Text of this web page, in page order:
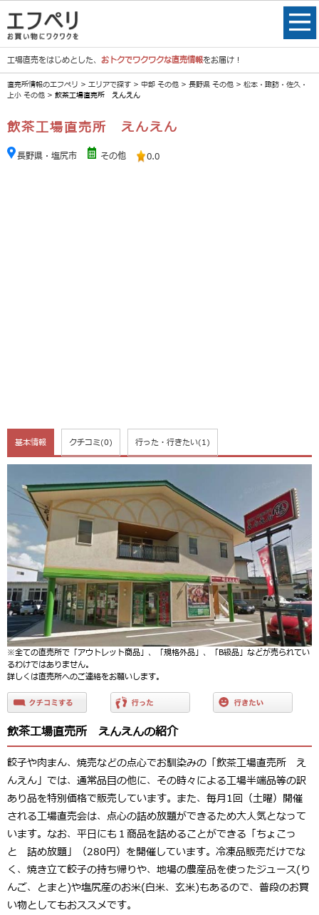
工場直売をはじめとした、 おトクでワクワクな直売情報をお届け！
直売所情報のエフペリ > エリアで探す > 中部 その他 > 長野県 その他 > 松本・諏訪・佐久・
上小 その他 > 飲茶工場直売所 えんえん
飲茶工場直売所 えんえん
長野県・塩尻市 その他 0.0
基本情報 クチコミ(0) 行った・行きたい(1)
※全ての直売所で「アウトレット商品」、「規格外品」、「B級品」などが売られてい
るわけではありません。
詳しくは直売所へのご連絡をお願いします。
飲茶工場直売所 えんえんの紹介
餃子や肉まん、焼売などの点心でお馴染みの「飲茶工場直売所 え
んえん」では、通常品目の他に、その時々による工場半端品等の訳
あり品を特別価格で販売しています。また、毎月1回（土曜）開催
される工場直売会は、点心の詰め放題ができるため大人気となって
います。なお、平日にも１商品を詰めることができる「ちょこっ
と 詰め放題」（280円）を開催しています。冷凍品販売だけでな
く、焼き立て餃子の持ち帰りや、地場の農産品を使ったジュース(り
んご、とまと)や塩尻産のお米(白米、玄米)もあるので、普段のお買
い物としてもおススメです。